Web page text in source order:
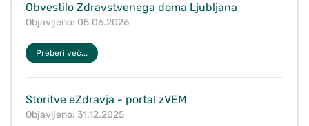
Obvestilo Zdravstvenega doma Ljubljana
Objavljeno: 05.06.2026
Preberi več...
Storitve eZdravja - portal zVEM
Objavljeno: 31.12.2025